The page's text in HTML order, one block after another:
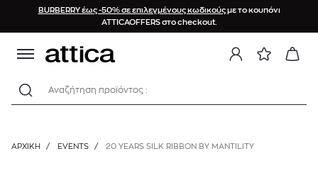
BURBERRY έως -50% σε επιλεγμένους κωδικούςμε το κουπόνι
ATTICAOFFERS στο checkout.
Αναζήτηση προϊόντος :
ΑΡΧΙΚΉ / EVENTS / 20 YEARS SILK RIBBON BY MANTILITY